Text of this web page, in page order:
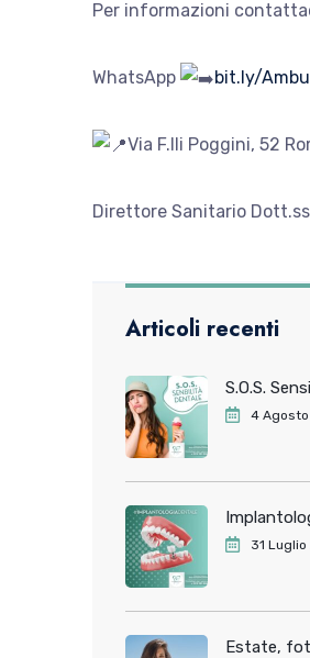
Per informazioni
WhatsApp bit.ly/
Via F.lli Poggini, 52
Direttore Sanitario
Articoli recenti
S.O.S.
4
31
Estate,